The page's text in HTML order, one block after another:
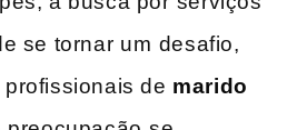
se tornar⁤ um⁣ desafio,
de marido​